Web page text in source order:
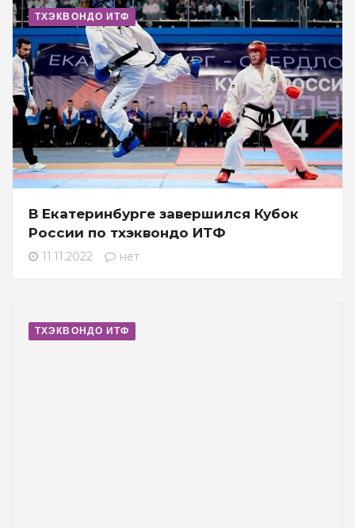
ТХЭКВОНДО ИТФ
В Екатеринбурге завершился Кубок
России по тхэквондо ИТФ
11.11.2022 нет
ТХЭКВОНДО ИТФ